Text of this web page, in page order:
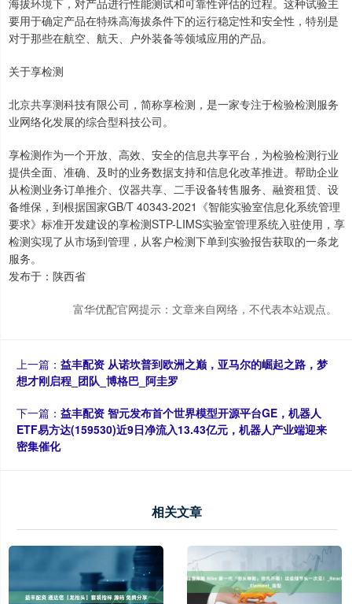
海拔环境下，对产品进行性能测试和可靠性评估的过程。这种试验主
要用于确定产品在特殊高海拔条件下的运行稳定性和安全性，特别是
对于那些在航空、航天、户外装备等领域应用的产品。
关于享检测
北京共享测科技有限公司，简称享检测，是一家专注于检验检测服务
业网络化发展的综合型科技公司。
享检测作为一个开放、高效、安全的信息共享平台，为检验检测行业
提供全面、准确、及时的业务数据支持和信息化改革推进。帮助企业
从检测业务订单推介、仪器共享、二手设备转售服务、融资租赁、设
备维保，到根据国家GB/T 40343-2021《智能实验室信息化系统管理
要求》标准开发建设的享检测STP-LIMS实验室管理系统入驻使用，享
检测实现了从市场到管理，从客户检测下单到实验报告获取的一条龙
服务。
发布于：陕西省
富华优配官网提示：文章来自网络，不代表本站观点。
上一篇： 益丰配资 从诺坎普到欧洲之巅，亚马尔的崛起之路，梦
想才刚启程_团队_博格巴_阿圭罗
下一篇： 益丰配资 智元发布首个世界模型开源平台GE，机器人
ETF易方达(159530)近9日净流入13.43亿元，机器人产业端迎来
密集催化
相关文章